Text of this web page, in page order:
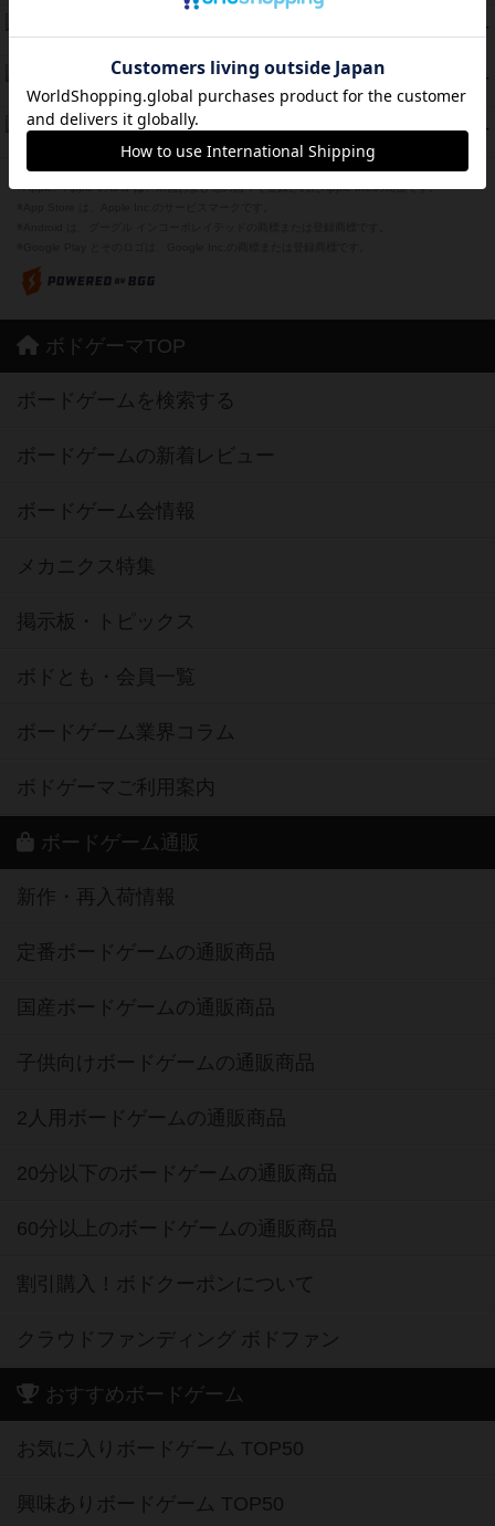
PT
紹介文あり 1件の投稿
PT
Bitter End ブタペスト救出作戦
紹介文なし 1件の投稿
42 PT
ドコジャン
※Apple、Apple のロゴ は、米国および他の国々で登録されたApple Inc.の商標です。
ボドゲーマTOP
ボードゲームを検索する
ボードゲームの新着レビュー
ボードゲーム会情報
メカニクス特集
掲示板・トピックス
ボドとも・会員一覧
ボードゲーム業界コラム
ボドゲーマご利用案内
ボードゲーム通販
新作・再入荷情報
定番ボードゲームの通販商品
国産ボードゲームの通販商品
子供向けボードゲームの通販商品
2人用ボードゲームの通販商品
20分以下のボードゲームの通販商品
60分以上のボードゲームの通販商品
割引購入！ボドクーポンについて
クラウドファンディング ボドファン
おすすめボードゲーム
お気に入りボードゲーム TOP50
興味ありボードゲーム TOP50